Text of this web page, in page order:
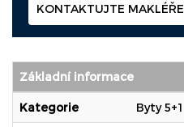
KONTAKTUJTE MAKLÉŘE
Základní informace
Kategorie Byty 5+1